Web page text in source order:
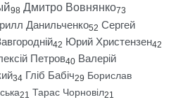
98 Дмитро Вовнянко73
Данильченко52 Сергей
42 Юрий Христензен42
Петров40 Валерій
34 Гліб Бабіч29 Борислав
21 Тарас Чорновіл21